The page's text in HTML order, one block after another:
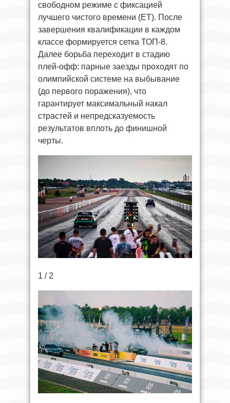
свободном режиме с фиксацией
лучшего чистого времени (ET). После
завершения квалификации в каждом
классе формируется сетка ТОП-8.
Далее борьба переходит в стадию
плей-офф: парные заезды проходят по
олимпийской системе на выбывание
(до первого поражения), что
гарантирует максимальный накал
страстей и непредсказуемость
результатов вплоть до финишной
черты.
1 / 2